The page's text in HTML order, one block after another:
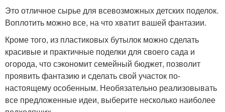
Это отличное сырье для всевозможных детских поделок.
Воплотить можно все, на что хватит вашей фантазии.
Кроме того, из пластиковых бутылок можно сделать
красивые и практичные поделки для своего сада и
огорода, что сэкономит семейный бюджет, позволит
проявить фантазию и сделать свой участок по-
настоящему особенным. Необязательно реализовывать
все предложенные идеи, выберите несколько наиболее